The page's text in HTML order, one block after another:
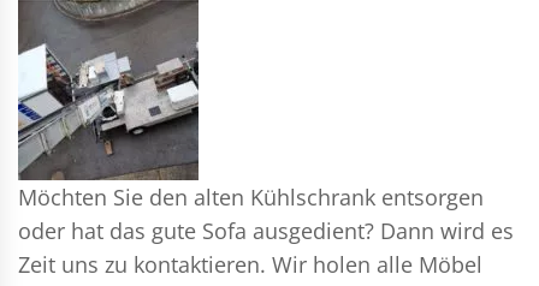
Möchten Sie den alten Kühlschrank entsorgen
oder hat das gute Sofa ausgedient? Dann wird es
Zeit uns zu kontaktieren. Wir holen alle Möbel